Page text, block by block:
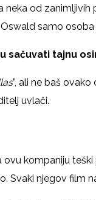
od
samo
sačuvati tajnu
”, ali ne baš
uvlači.
kompaniju teški
njegov film